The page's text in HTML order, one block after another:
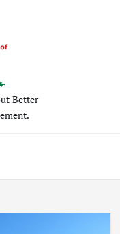
Better